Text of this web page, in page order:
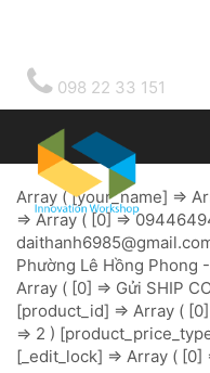
098 22 33 151
Array ( [your_name] =>
=> Array ( [0] =>
Phường Lê Hồng Phong
Array ( [0] => Gửi SHIP
[product_id] => Array (
=> 2 )
[_edit_lock] => Array ( [0]